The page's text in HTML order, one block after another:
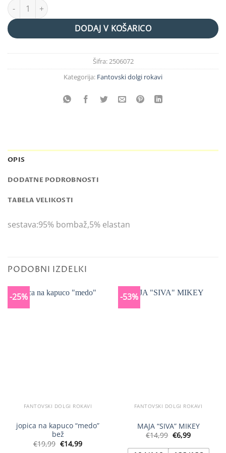
majica "dino"siva količina
DODAJ V KOŠARICO
Šifra:2506072
Kategorija: Fantovski dolgi rokavi
OPIS
DODATNE PODROBNOSTI
TABELA VELIKOSTI
sestava:95% bombaž,5% elastan
PODOBNI IZDELKI
-25%
FANTOVSKI DOLGI ROKAVI
jopica na kapuco “medo”
bež
€19,99 Izvirna
cena
€14,99Trenutna
-53%
FANTOVSKI DOLGI ROKAVI
MAJA “SIVA” MIKEY
€14,99 Izvirna
cena
je
€6,99Trenutna
je: